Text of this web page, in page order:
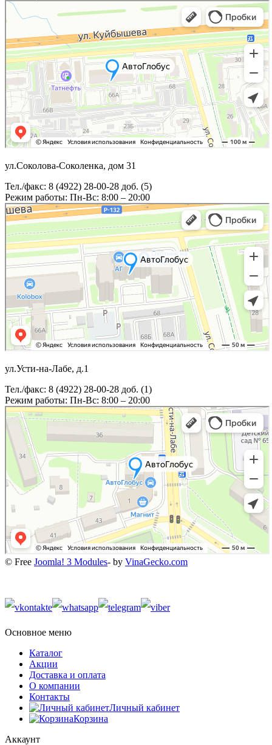
ул.Соколова-Соколенка, дом 31
Тел./факс: 8 (4922) 28-00-28 доб. (5)
Режим работы: Пн-Вс: 8:00 – 20:00
ул.Усти-на-Лабе, д.1
Тел./факс: 8 (4922) 28-00-28 доб. (1)
Режим работы: Пн-Вс: 8:00 – 20:00
© Free Joomla! 3 Modules- by VinaGecko.com
Основное меню
Каталог
Акции
Доставка и оплата
О компании
Контакты
Личный кабинет
Корзина
Аккаунт